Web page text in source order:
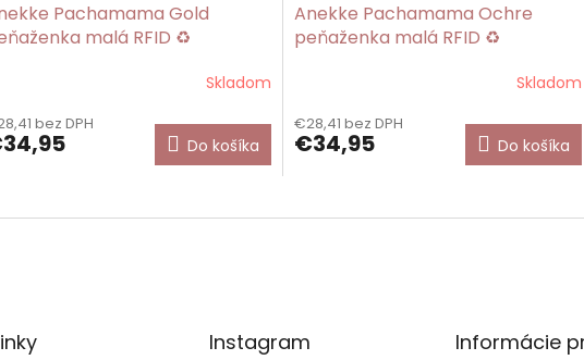
Pachamama Gold
malá RFID ♻️
Skladom
bez DPH
Do košíka
Anekke Pachamama Ochre
peňaženka malá RFID ♻️
Skladom
€28,41 bez DPH
€34,95 Do košíka
Instagram Informácie